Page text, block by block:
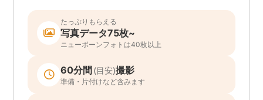
たっぷりもらえる
写真データ75枚~
ニューボーンフォトは40枚以上
60分間 (目安)撮影
準備・片付けなど含みます